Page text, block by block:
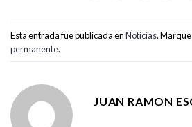
Esta entrada fue publicada enNoticias.
permanente.
JUAN RAMON